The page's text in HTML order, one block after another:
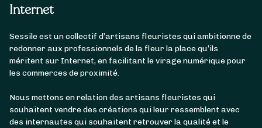
Internet
Sessile est un collectif d’artisans fleuristes qui ambitionne de
redonner aux professionnels de la fleur la place qu’ils
méritent sur Internet, en facilitant le virage numérique pour
les commerces de proximité.
Nous mettons en relation des artisans fleuristes qui
souhaitent vendre des créations qui leur ressemblent avec
des internautes qui souhaitent retrouver la qualité et le